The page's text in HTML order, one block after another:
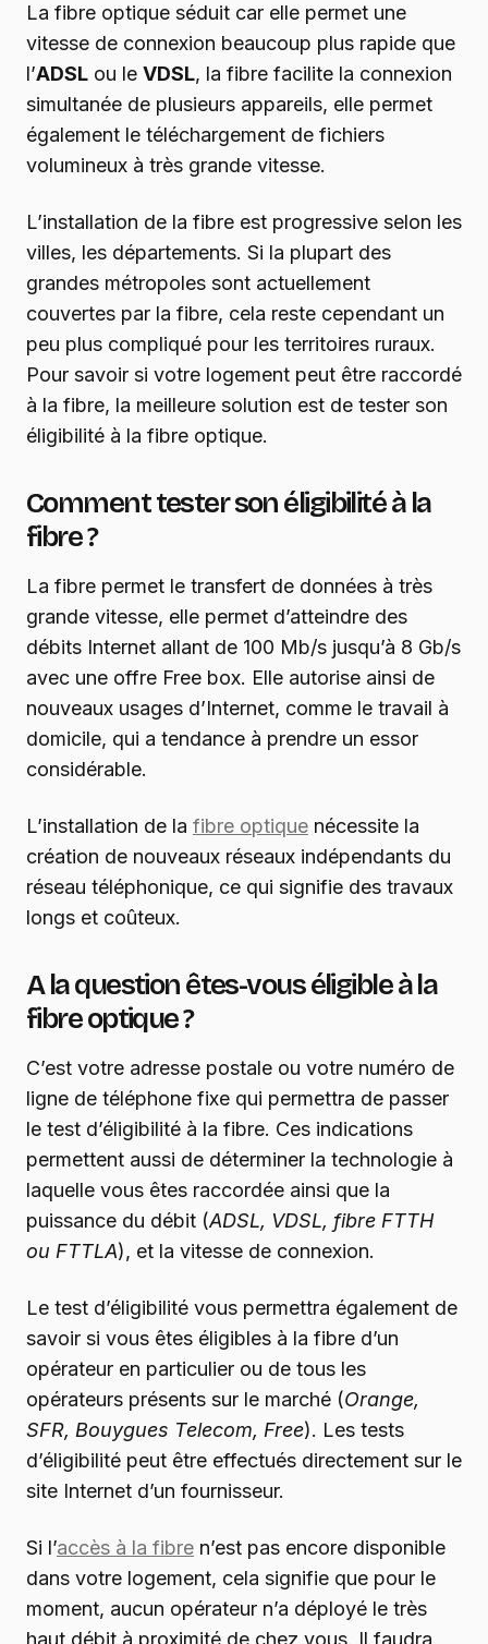
La fibre optique séduit car elle permet une
vitesse de connexion beaucoup plus rapide que
l’ADSL ou le VDSL, la fibre facilite la connexion
simultanée de plusieurs appareils, elle permet
également le téléchargement de fichiers
volumineux à très grande vitesse.
L’installation de la fibre est progressive selon les
villes, les départements. Si la plupart des
grandes métropoles sont actuellement
couvertes par la fibre, cela reste cependant un
peu plus compliqué pour les territoires ruraux.
Pour savoir si votre logement peut être raccordé
à la fibre, la meilleure solution est de tester son
éligibilité à la fibre optique.
Comment tester son éligibilité à la
fibre ?
La fibre permet le transfert de données à très
grande vitesse, elle permet d’atteindre des
débits Internet allant de 100 Mb/s jusqu’à 8 Gb/s
avec une offre Free box. Elle autorise ainsi de
nouveaux usages d’Internet, comme le travail à
domicile, qui a tendance à prendre un essor
considérable.
L’installation de la fibre optique nécessite la
création de nouveaux réseaux indépendants du
réseau téléphonique, ce qui signifie des travaux
longs et coûteux.
A la question êtes-vous éligible à la
fibre optique ?
C’est votre adresse postale ou votre numéro de
ligne de téléphone fixe qui permettra de passer
le test d’éligibilité à la fibre. Ces indications
permettent aussi de déterminer la technologie à
laquelle vous êtes raccordée ainsi que la
puissance du débit (ADSL, VDSL, fibre FTTH
ou FTTLA), et la vitesse de connexion.
Le test d’éligibilité vous permettra également de
savoir si vous êtes éligibles à la fibre d’un
opérateur en particulier ou de tous les
opérateurs présents sur le marché (Orange,
SFR, Bouygues Telecom, Free). Les tests
d’éligibilité peut être effectués directement sur le
site Internet d’un fournisseur.
Si l’accès à la fibre n’est pas encore disponible
dans votre logement, cela signifie que pour le
moment, aucun opérateur n’a déployé le très